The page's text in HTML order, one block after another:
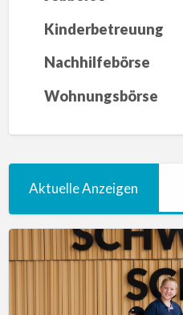
Kinderbetreuung
Nachhilfebörse
Wohnungsbörse
Aktuelle Anzeigen
Lehrkraft
für
oder